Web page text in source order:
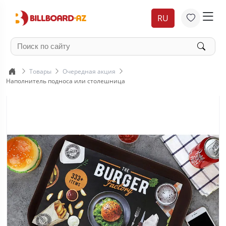
RU
Товары
Очередная акция
Наполнитель подноса или столешница